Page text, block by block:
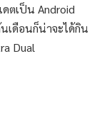
ตเป็น Android
เดือนก็น่าจะได้กิน
Dual